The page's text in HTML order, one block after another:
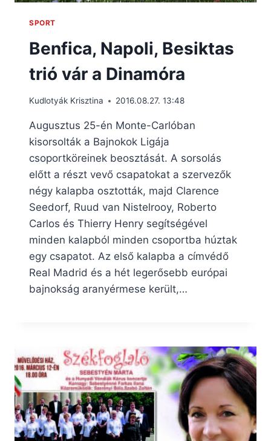
SPORT
Benfica, Napoli, Besiktas
trió vár a Dinamóra
Kudlotyák Krisztina 2016.08.27. 13:48
Augusztus 25-én Monte-Carlóban
kisorsolták a Bajnokok Ligája
csoportköreinek beosztását. A sorsolás
előtt a részt vevő csapatokat a szervezők
négy kalapba osztották, majd Clarence
Seedorf, Ruud van Nistelrooy, Roberto
Carlos és Thierry Henry segítségével
minden kalapból minden csoportba húztak
egy csapatot. Az első kalapba a címvédő
Real Madrid és a hét legerősebb európai
bajnokság aranyérmese került,…